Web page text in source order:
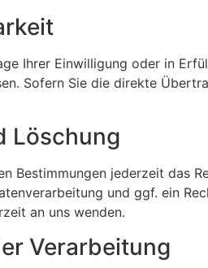
Ihrer Einwilligung oder in
Sofern Sie die direkte
Löschung
Bestimmungen jederzeit das
und ggf. ein
an uns wenden.
Verarbeitung